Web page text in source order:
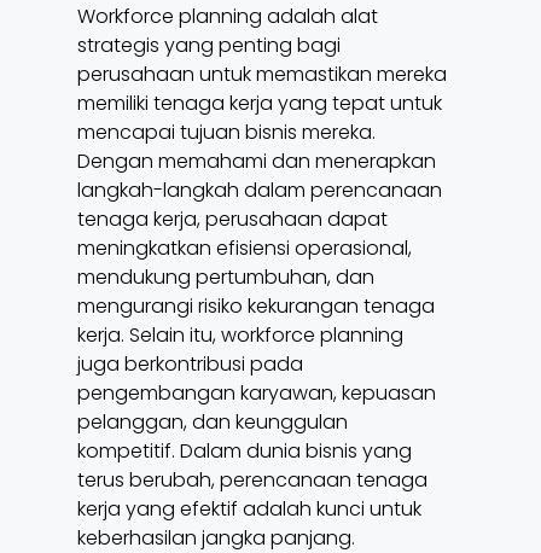
Workforce planning adalah alat
strategis yang penting bagi
perusahaan untuk memastikan mereka
memiliki tenaga kerja yang tepat untuk
mencapai tujuan bisnis mereka.
Dengan memahami dan menerapkan
langkah-langkah dalam perencanaan
tenaga kerja, perusahaan dapat
meningkatkan efisiensi operasional,
mendukung pertumbuhan, dan
mengurangi risiko kekurangan tenaga
kerja. Selain itu, workforce planning
juga berkontribusi pada
pengembangan karyawan, kepuasan
pelanggan, dan keunggulan
kompetitif. Dalam dunia bisnis yang
terus berubah, perencanaan tenaga
kerja yang efektif adalah kunci untuk
keberhasilan jangka panjang.